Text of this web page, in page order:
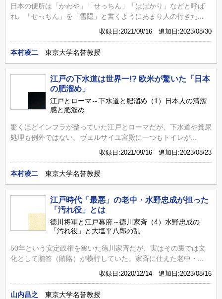
日本の便所は「かわや」「せっちん」「はばかり」などと呼ば
れ、「せっちん」を「雪隠」と書くようにあまり人の行きた...
収録日:2021/09/16 追加日:2023/08/30
本村凌二 東京大学名誉教授
江戸の下水道は世界一!? 欧米が驚いた「日本
の肥溜め」
江戸とローマ～下水道と肥溜め（1）日本人の清潔
感と肥溜め
驚くほどインフラが整っていた江戸とローマだが、下水道や糞尿
処理も例外ではない。ヴェルサイユ宮殿に一つもトイレが...
収録日:2021/09/16 追加日:2023/08/23
本村凌二 東京大学名誉教授
江戸時代「最悪」の老中・水野忠成が担った
「汚れ役」とは
徳川将軍と江戸幕府～徳川家斉（4）水野忠成の
「汚れ役」と大塩平八郎の乱
50年という安定政権を築いた徳川家斉だが、実はその裏では文
化として贈答（賄賂）が横行していた。家斉に仕えた老中・...
収録日:2020/12/14 追加日:2023/08/16
山内昌之 東京大学名誉教授